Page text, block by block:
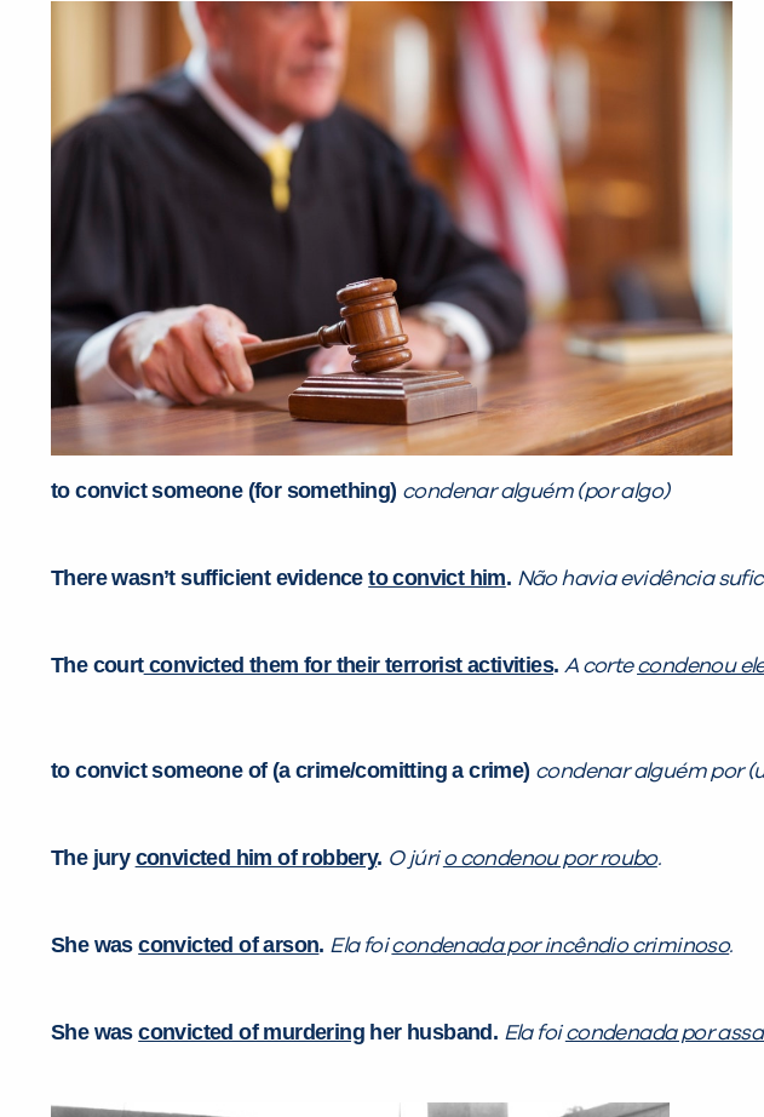
to convict someone (for something) condenar alguém (por algo)
There wasn’t sufficient evidenceto convict him. Não havia evidência
The courtconvicted them for their terrorist activities. A cortecondenou
to convict someone of (a crime/comitting a crime) condenar alguém por
The jury convicted him of robbery. O júrio condenou por roubo.
She wasconvicted of arson. Ela foicondenada por incêndio criminoso.
She wasconvicted of murdering her husband. Ela foicondenada por